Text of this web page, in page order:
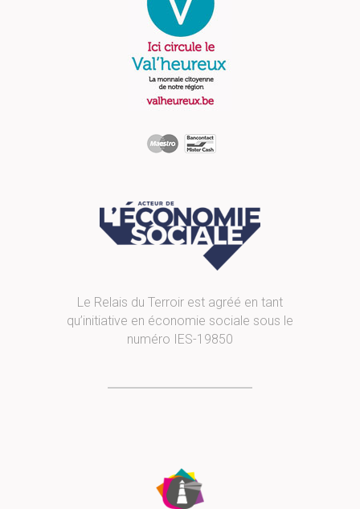
Le Relais du Terroir est agréé en tant
qu’initiative en économie sociale sous le
numéro IES-19850